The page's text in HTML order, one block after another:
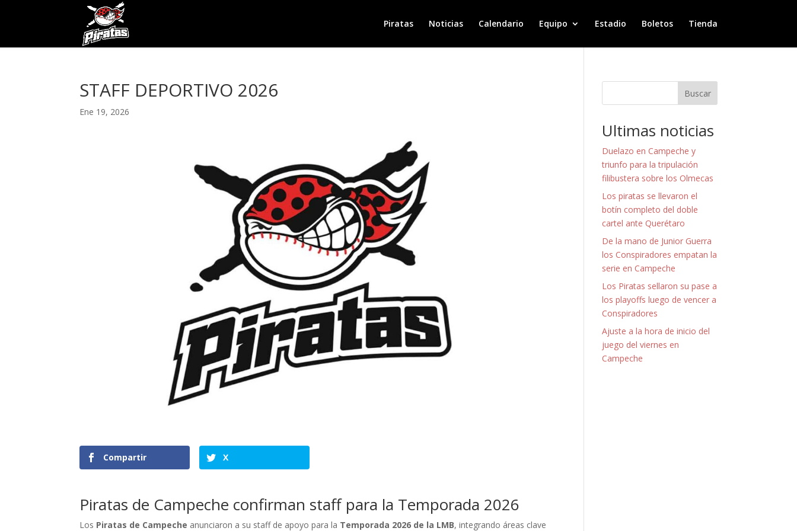
Piratas Noticias Calendario Equipo Estadio Boletos Tienda
STAFF DEPORTIVO 2026
Ene 19, 2026
Compartir X
Piratas de Campeche confirman staff para la Temporada 2026
Los Piratas de Campeche anunciaron a su staff de apoyo para la Temporada 2026 de la LMB, integrando áreas clave
Buscar
Ultimas noticias
Duelazo en Campeche y
triunfo para la tripulación
filibustera sobre los Olmecas
Los piratas se llevaron el
botín completo del doble
cartel ante Querétaro
De la mano de Junior Guerra
los Conspiradores empatan la
serie en Campeche
Los Piratas sellaron su pase a
los playoffs luego de vencer a
Conspiradores
Ajuste a la hora de inicio del
juego del viernes en
Campeche